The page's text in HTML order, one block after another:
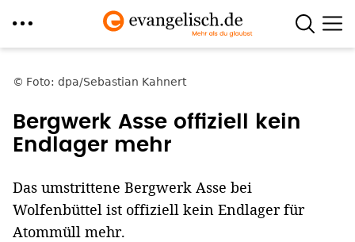
zumFoto: dpa/Sebastian Kahnert
Bergwerk Asse offiziell kein
Endlager mehr
Das umstrittene Bergwerk Asse bei
Wolfenbüttel ist offiziell kein Endlager für
Atommüll mehr.